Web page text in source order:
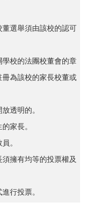
選舉須由該校的認可
校的法團校董會的章
為該校的家長校董或
透明的。
家長。
。
擁有均等的投票權及
行投票。